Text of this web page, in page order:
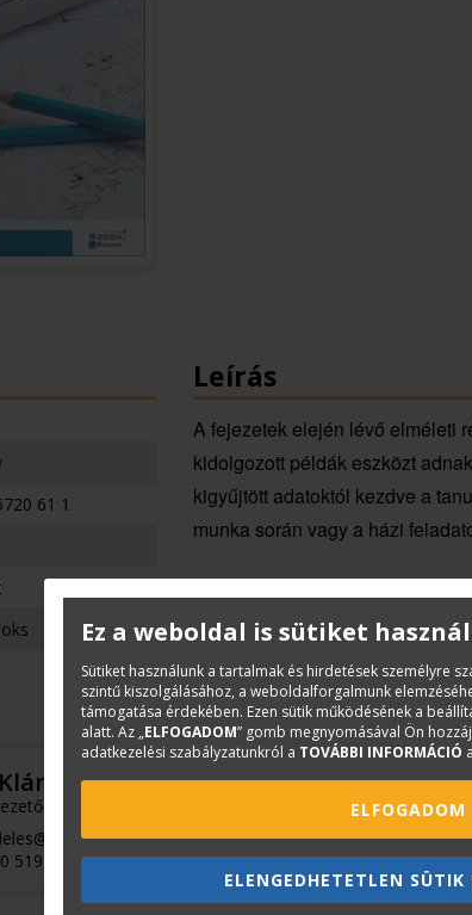
Leírás
A fejezetek elején lévő elméleti
kidolgozott példák eszközt
kigyűjtött adatoktól kezdve a
munka során vagy a házi
61 1
5194
Ez a weboldal is sütiket
Sütiket használunk a tartalmak és hirdetések személyre
szintű kiszolgálásához, a weboldalforgalmunk
támogatása érdekében. Ezen sütik működésének a
alatt. Az „ELFOGADOM” gomb megnyomásával Ön
adatkezelési szabályzatunkról a TOVÁBBI INFORMÁCIÓ
ELFOGADOM
ELENGEDHETETLEN SÜTIK